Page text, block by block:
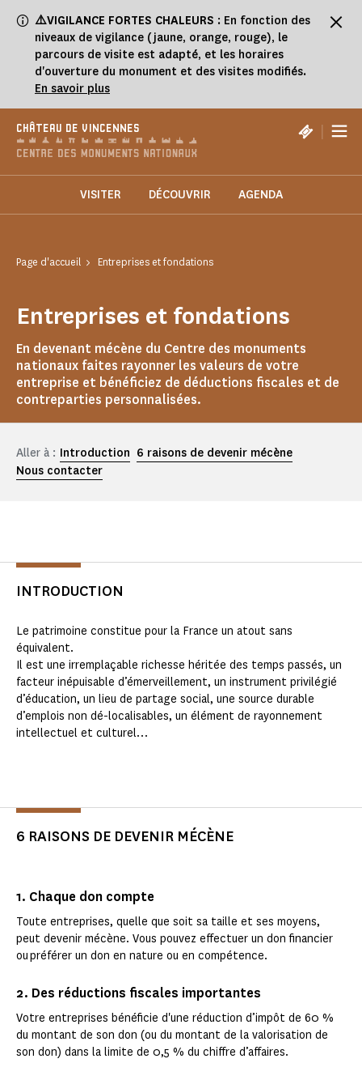
⚠️VIGILANCE FORTES CHALEURS : En fonction des
niveaux de vigilance (jaune, orange, rouge), le
parcours de visite est adapté, et les horaires
d'ouverture du monument et des visites modifiés.
En savoir plus
CHÂTEAU DE VINCENNES |
VISITER DÉCOUVRIR AGENDA
Page d'accueil Entreprises et fondations
Entreprises et fondations
En devenant mécène du Centre des monuments
nationaux faites rayonner les valeurs de votre
entreprise et bénéficiez de déductions fiscales et de
contreparties personnalisées.
Aller à : Introduction 6 raisons de devenir mécène
Nous contacter
INTRODUCTION
Le patrimoine constitue pour la France un atout sans
équivalent.
Il est une irremplaçable richesse héritée des temps passés, un
facteur inépuisable d’émerveillement, un instrument privilégié
d’éducation, un lieu de partage social, une source durable
d’emplois non dé-localisables, un élément de rayonnement
intellectuel et culturel…
6 RAISONS DE DEVENIR MÉCÈNE
1. Chaque don compte
Toute entreprises, quelle que soit sa taille et ses moyens,
peut devenir mécène. Vous pouvez effectuer un don financier
ou préférer un don en nature ou en compétence.
2. Des réductions fiscales importantes
Votre entreprises bénéficie d'une réduction d’impôt de 60 %
du montant de son don (ou du montant de la valorisation de
son don) dans la limite de 0,5 % du chiffre d’affaires.